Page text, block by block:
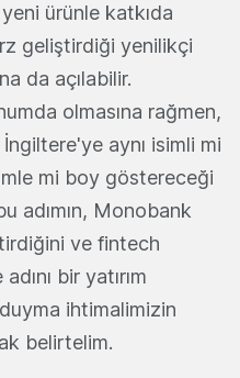
ürünle katkıda
geliştirdiği yenilikçi
da açılabilir.
olmasına rağmen,
aynı isimli mi
mi boy göstereceği
adımın, Monobank
ve fintech
bir yatırım
ihtimalimizin
belirtelim.